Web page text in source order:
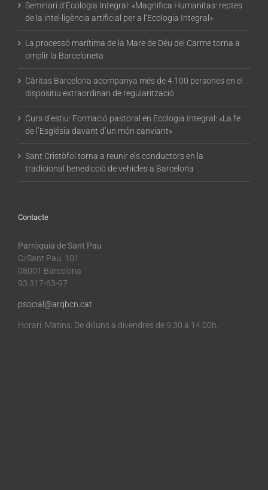
Seminari d’Ecologia Integral: «Magnifica Humanitas: reptes
de la intel·ligència artificial per a l’Ecologia Integral»
La processó marítima de la Mare de Déu del Carme torna a
omplir la Barceloneta
Càritas Barcelona acompanya més de 4.100 persones en el
dispositiu extraordinari de regularització
Curs d’estiu: Formació pastoral en Ecologia Integral: «La fe
de l’Església davant d’un món canviant»
Sant Cristòfol torna a reunir els conductors en la
tradicional benedicció de vehicles a Barcelona
Contacte
Parròquia de Sant Pau
C/Sant Pau, 101
08001 Barcelona
93 317-63-97
psocial@arqbcn.cat
Horari: Matins: De dilluns a divendres de 9.30 a 14.00h.